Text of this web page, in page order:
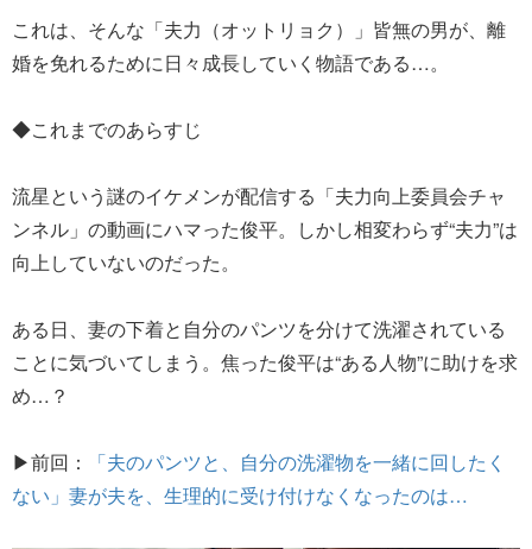
これは、そんな「夫力（オットリョク）」皆無の男が、離
婚を免れるために日々成長していく物語である…。
◆これまでのあらすじ
流星という謎のイケメンが配信する「夫力向上委員会チャ
ンネル」の動画にハマった俊平。しかし相変わらず“夫力”は
向上していないのだった。
ある日、妻の下着と自分のパンツを分けて洗濯されている
ことに気づいてしまう。焦った俊平は“ある人物”に助けを求
め…？
▶前回：
「夫のパンツと、自分の洗濯物を一緒に回したく
ない」妻が夫を、生理的に受け付けなくなったのは…